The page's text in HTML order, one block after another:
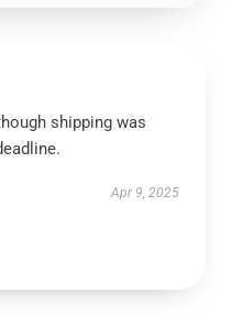
shipping was
Apr 9, 2025